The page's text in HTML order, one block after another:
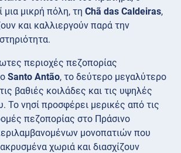
μια μικρή πόλη, τη Chã das Caldeiras,
και καλλιεργούν παρά την
περιοχές πεζοπορίας
Santo Antão, το δεύτερο μεγαλύτερο
βαθιές κοιλάδες και τις υψηλές
Το νησί προσφέρει μερικές από τις
πεζοπορίας στο Πράσινο
μονοπατιών που
χωριά και διασχίζουν